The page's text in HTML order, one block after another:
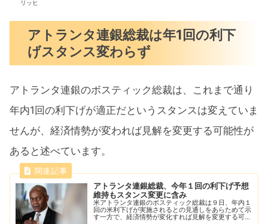
リッヒ
アトランタ連銀総裁は年1回の利下
げスタンス変わらず
アトランタ連銀のボスティック総裁は、これまで通り
年内1回の利下げが適正だというスタンスは変えていま
せんが、経済情勢が変われば見解を変更する可能性が
あると述べています。
アトランタ連銀総裁、今年１回の利下げ予想
維持もスタンス変更に含み
米アトランタ連銀のボスティック総裁は９日、年内１
回の米利下げが実施されるとの見通しをあらためて示
す一方で、経済情勢が変化すれば見解を変更する可能